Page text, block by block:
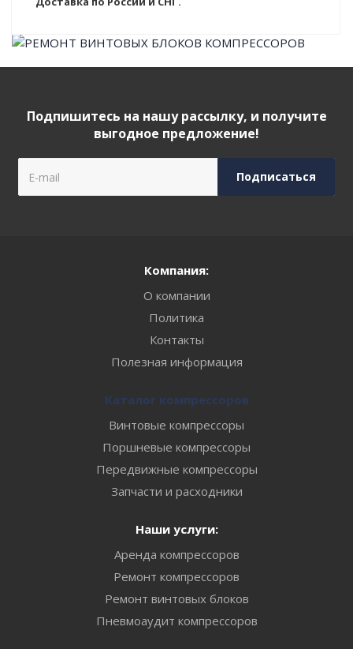
Подпишитесь на нашу рассылку, и получите
выгодное предложение!
Компания:
О компании
Политика
Контакты
Полезная информация
Каталог компрессоров
Винтовые компрессоры
Поршневые компрессоры
Передвижные компрессоры
Запчасти и расходники
Наши услуги:
Аренда компрессоров
Ремонт компрессоров
Ремонт винтовых блоков
Пневмоаудит компрессоров